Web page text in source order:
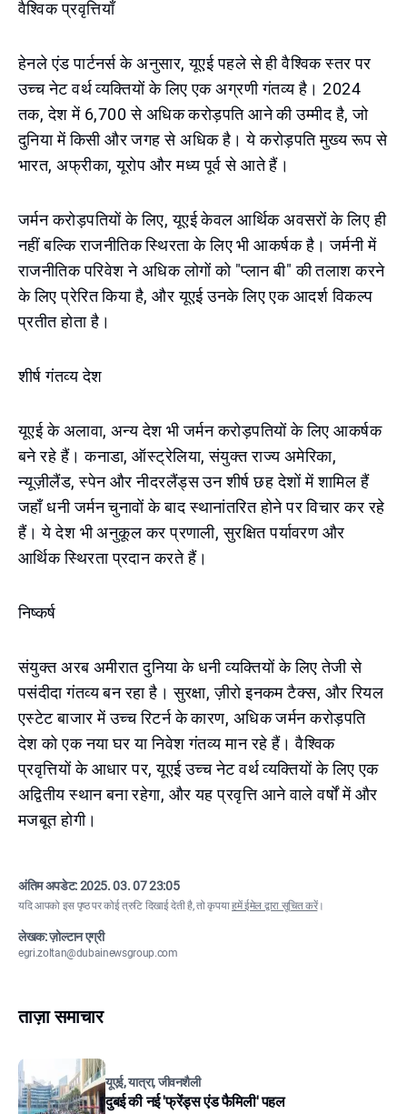
वैश्विक प्रवृत्तियाँ
हेनले एंड पार्टनर्स के अनुसार, यूएई पहले से ही वैश्विक स्तर पर
उच्च नेट वर्थ व्यक्तियों के लिए एक अग्रणी गंतव्य है। 2024
तक, देश में 6,700 से अधिक करोड़पति आने की उम्मीद है, जो
दुनिया में किसी और जगह से अधिक है। ये करोड़पति मुख्य रूप से
भारत, अफ्रीका, यूरोप और मध्य पूर्व से आते हैं।
जर्मन करोड़पतियों के लिए, यूएई केवल आर्थिक अवसरों के लिए ही
नहीं बल्कि राजनीतिक स्थिरता के लिए भी आकर्षक है। जर्मनी में
राजनीतिक परिवेश ने अधिक लोगों को "प्लान बी" की तलाश करने
के लिए प्रेरित किया है, और यूएई उनके लिए एक आदर्श विकल्प
प्रतीत होता है।
शीर्ष गंतव्य देश
यूएई के अलावा, अन्य देश भी जर्मन करोड़पतियों के लिए आकर्षक
बने रहे हैं। कनाडा, ऑस्ट्रेलिया, संयुक्त राज्य अमेरिका,
न्यूज़ीलैंड, स्पेन और नीदरलैंड्स उन शीर्ष छह देशों में शामिल हैं
जहाँ धनी जर्मन चुनावों के बाद स्थानांतरित होने पर विचार कर रहे
हैं। ये देश भी अनुकूल कर प्रणाली, सुरक्षित पर्यावरण और
आर्थिक स्थिरता प्रदान करते हैं।
निष्कर्ष
संयुक्त अरब अमीरात दुनिया के धनी व्यक्तियों के लिए तेजी से
पसंदीदा गंतव्य बन रहा है। सुरक्षा, ज़ीरो इनकम टैक्स, और रियल
एस्टेट बाजार में उच्च रिटर्न के कारण, अधिक जर्मन करोड़पति
देश को एक नया घर या निवेश गंतव्य मान रहे हैं। वैश्विक
प्रवृत्तियों के आधार पर, यूएई उच्च नेट वर्थ व्यक्तियों के लिए एक
अद्वितीय स्थान बना रहेगा, और यह प्रवृत्ति आने वाले वर्षों में और
मजबूत होगी।
अंतिम अपडेट:2025. 03. 07 23:05
यदि आपको इस पृष्ठ पर कोई त्रुटि दिखाई देती है, तो कृपयाहमें ईमेल द्वारा सूचित करें।
लेखक: ज़ोल्टान एग्री
egri.zoltan@dubainewsgroup.com
ताज़ा समाचार
यूएई, यात्रा, जीवनशैली
दुबई की नई 'फ्रेंड्स एंड फैमिली' पहल